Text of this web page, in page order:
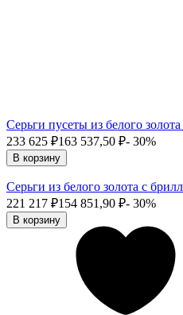
Серьги пусеты из белого
233 625 ₽163 537,50 ₽- 30%
В корзину
Серьги из белого золота с
221 217 ₽154 851,90 ₽- 30%
В корзину